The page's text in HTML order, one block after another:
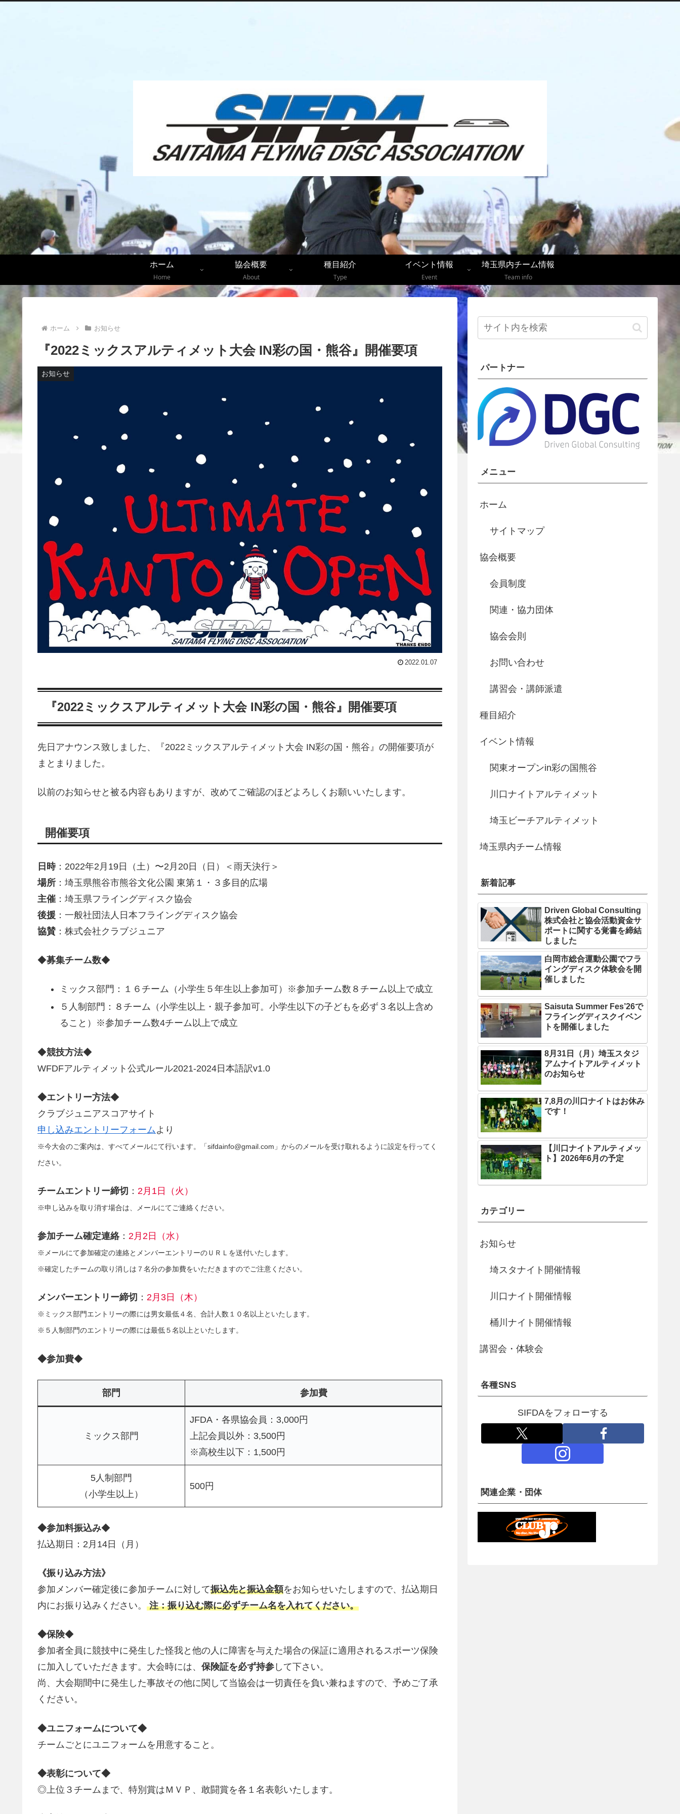
ホーム
Home
協会概要
About
種目紹介
Type
イベント情報
Event
埼玉県内チーム情報
Team info
ホーム お知らせ
『2022ミックスアルティメット大会 IN彩の国・熊谷』開催要項
お知らせ
2022.01.07
『2022ミックスアルティメット大会 IN彩の国・熊谷』開催要項
先日アナウンス致しました、
『2022ミックスアルティメット大会 IN彩の国・熊谷』の開催要項が
まとまりました。
以前のお知らせと被る内容もありますが、改めてご確認のほどよろしくお願いいたします。
開催要項
日時：2022年2月19日（土）〜2月20日（日）＜雨天決行＞
場所 ：埼玉県熊谷市熊谷文化公園 東第１・３多目的広場
主催 ：埼玉県フライングディスク協会
後援 ：一般社団法人日本フライングディスク協会
協賛 ：株式会社クラブジュニア
◆募集チーム数◆
ミックス部門：１６チーム（小学生５年生以上参加可）※参加チーム数８チーム以上で成立
５人制部門：８チーム（小学生以上・親子参加可。小学生以下の子どもを必ず３名以上含め
ること）※参加チーム数4チーム以上で成立
◆競技方法◆
WFDFアルティメット公式ルール2021-2024日本語訳v1.0
◆エントリー方法◆
クラブジュニアスコアサイト
申し込みエントリーフォーム より
※今大会のご案内は、すべてメールにて行います。「sifdainfo@gmail.com」からのメールを受け取れるように設定を行ってく
ださい。
チームエントリー締切 ： 2月1日（火）
※申し込みを取り消す場合は、メールにてご連絡ください。
参加チーム確定連絡： 2月2日（水）
※メールにて参加確定の連絡とメンバーエントリーのＵＲＬを送付いたします。
※確定したチームの取り消しは７名分の参加費をいただきますのでご注意ください。
メンバーエントリー締切 ： 2月3日（木）
※ミックス部門エントリーの際には男女最低４名、合計人数１０名以上といたします。
※５人制部門のエントリーの際には最低５名以上といたします。
◆参加費◆
部門 参加費
ミックス部門
JFDA・各県協会員：3,000円
上記会員以外：3,500円
※高校生以下：1,500円
5人制部門
（小学生以上）
500円
◆参加料振込み◆
払込期日：2月14日（月）
《振り込み方法》
参加メンバー確定後に参加チームに対して振込先と振込金額をお知らせいたしますので、払込期日
内にお振り込みください。
注：振り込む際に必ずチーム名を入れてください。
◆保険◆
参加者全員に競技中に発生した怪我と他の人に障害を与えた場合の保証に適用されるスポーツ保険
に加入していただきます。大会時には、 保険証を必ず持参 して下さい。
尚、大会期間中に発生した事故その他に関して当協会は一切責任を負い兼ねますので、予めご了承
ください。
◆ユニフォームについて◆
チームごとにユニフォームを用意すること。
◆表彰について◆
◎上位３チームまで、特別賞はＭＶＰ、敢闘賞を各１名表彰いたします。
パートナー
メニュー
ホーム
サイトマップ
協会概要
会員制度
関連・協力団体
協会会則
お問い合わせ
講習会・講師派遣
種目紹介
イベント情報
関東オープンin彩の国熊谷
川口ナイトアルティメット
埼玉ビーチアルティメット
埼玉県内チーム情報
新着記事
Driven Global Consulting
株式会社と協会活動資金サ
ポートに関する覚書を締結
しました
白岡市総合運動公園でフラ
イングディスク体験会を開
催しました
Saisuta Summer Fes’26で
フライングディスクイベン
トを開催しました
8月31日（月）埼玉スタジ
アムナイトアルティメット
のお知らせ
7,8月の川口ナイトはお休み
です！
【川口ナイトアルティメッ
ト】2026年6月の予定
カテゴリー
お知らせ
埼スタナイト開催情報
川口ナイト開催情報
桶川ナイト開催情報
講習会・体験会
各種SNS
SIFDAをフォローする
関連企業・団体